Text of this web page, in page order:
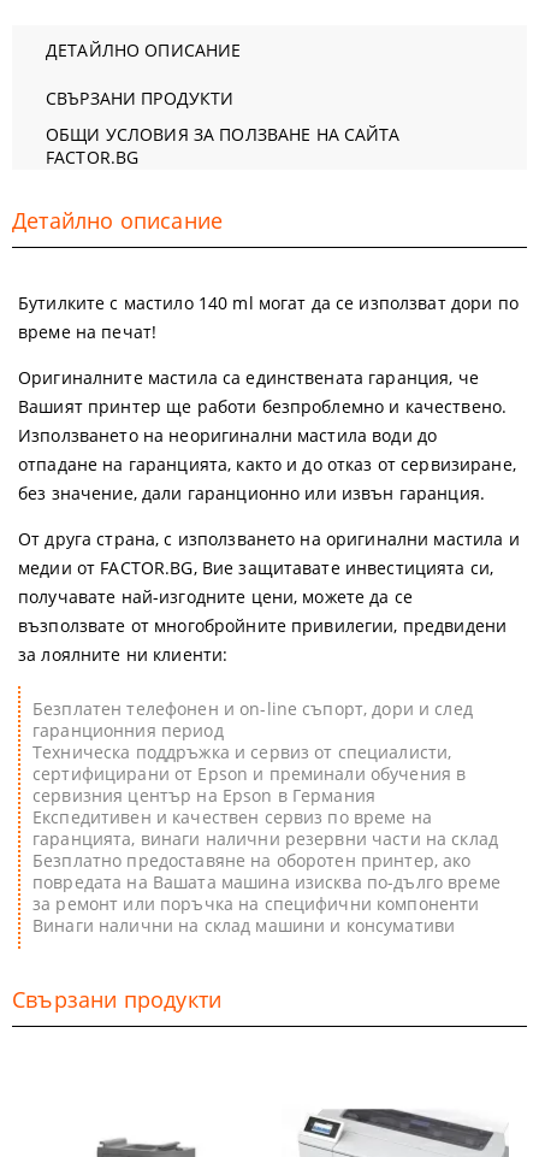
ДЕТАЙЛНО ОПИСАНИЕ
СВЪРЗАНИ ПРОДУКТИ
ОБЩИ УСЛОВИЯ ЗА ПОЛЗВАНЕ НА САЙТА
FACTOR.BG
Детайлно описание
Бутилките с мастило 140 ml могат да се използват дори по
време на печат!
Оригиналните мастила са единствената гаранция, че
Вашият принтер ще работи безпроблемно и качествено.
Използването на неоригинални мастила води до
отпадане на гаранцията, както и до отказ от сервизиране,
без значение, дали гаранционно или извън гаранция.
От друга страна, с използването на оригинални мастила и
медии от FACTOR.BG, Вие защитавате инвестицията си,
получавате най-изгодните цени, можете да се
възползвате от многобройните привилегии, предвидени
за лоялните ни клиенти:
Безплатен телефонен и on-line съпорт, дори и след
гаранционния период
Техническа поддръжка и сервиз от специалисти,
сертифицирани от Epson и преминали обучения в
сервизния център на Epson в Германия
Експедитивен и качествен сервиз по време на
гаранцията, винаги налични резервни части на склад
Безплатно предоставяне на оборотен принтер, ако
повредата на Вашата машина изисква по-дълго време
за ремонт или поръчка на специфични компоненти
Винаги налични на склад машини и консумативи
Свързани продукти